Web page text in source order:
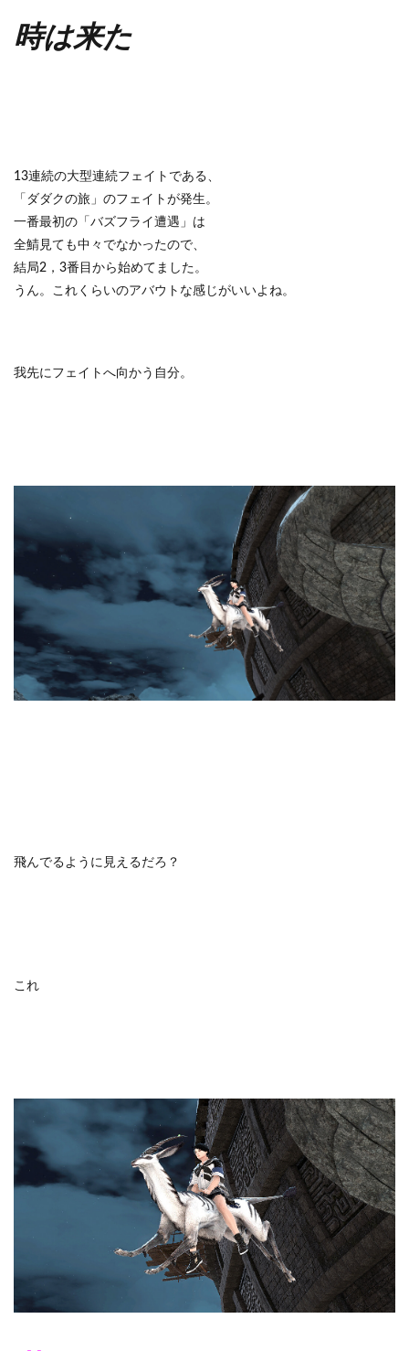
時は来た
13連続の大型連続フェイトである、
「ダダクの旅」のフェイトが発生。
一番最初の「バズフライ遭遇」は
全鯖見ても中々でなかったので、
結局2，3番目から始めてました。
うん。これくらいのアバウトな感じがいいよね。
我先にフェイトへ向かう自分。
飛んでるように見えるだろ？
これ